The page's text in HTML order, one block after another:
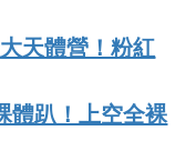
天體營！粉紅
體趴！上空全裸